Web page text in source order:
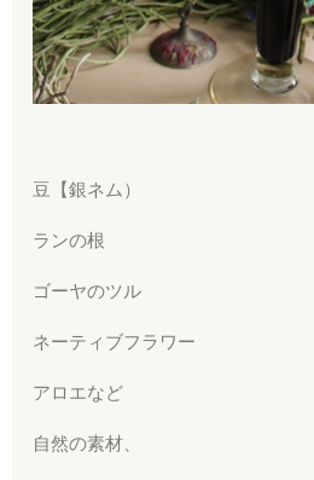
豆【銀ネム）
ランの根
ゴーヤのツル
ネーティブフラワー
アロエなど
自然の素材、